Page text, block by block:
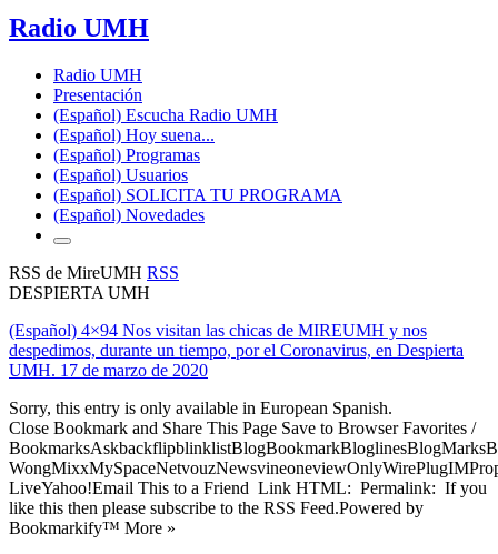
Radio UMH
Radio UMH
Presentación
(Español) Escucha Radio UMH
(Español) Hoy suena...
(Español) Programas
(Español) Usuarios
(Español) SOLICITA TU PROGRAMA
(Español) Novedades
RSS de MireUMH RSS
DESPIERTA UMH
(Español) 4×94 Nos visitan las chicas de MIREUMH y nos
despedimos, durante un tiempo, por el Coronavirus, en Despierta
UMH. 17 de marzo de 2020
Sorry, this entry is only available in European Spanish.
Close Bookmark and Share This Page Save to Browser Favorites /
LiveYahoo!Email This to a Friend Link HTML: Permalink: If you
like this then please subscribe to the RSS Feed.Powered by
Bookmarkify™ More »